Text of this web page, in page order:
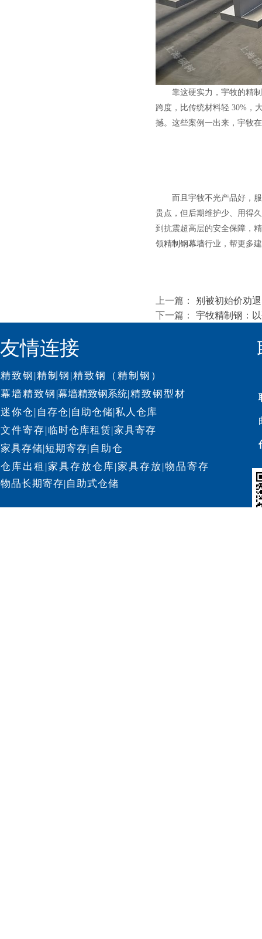
靠这硬实力，宇牧的精
跨度，比传统材料轻 30%，
撼。这些案例一出来，宇牧
而且宇牧不光产品好，
贵点，但后期维护少、用得
到抗震超高层的安全保障，
领精制钢幕墙行业，帮更多
上一篇：
别被初始价劝
下一篇：
宇牧精制钢：
友情连接
精致钢 |精制钢 |精致钢（精制钢）
幕墙精致钢 |幕墙精致钢系统|精致钢型材
迷你仓 | 自存仓|自助仓储|私人仓库
文件寄存|临时仓库租赁|家具寄存
家具存储|短期寄存| 自助仓
仓库出租 |家具存放仓库|家具存放|物品寄存
物品长期寄存|自助式仓储